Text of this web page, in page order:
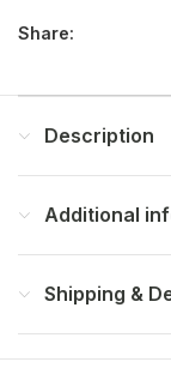
Share:
Description
Additional
Shipping &